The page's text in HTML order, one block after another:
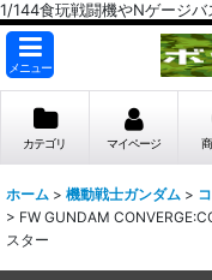
1/144食玩戦闘機やNゲージバ
メニュー
カテゴリ マイページ
ホーム > 機動戦士ガンダム >
> FW GUNDAM
スター